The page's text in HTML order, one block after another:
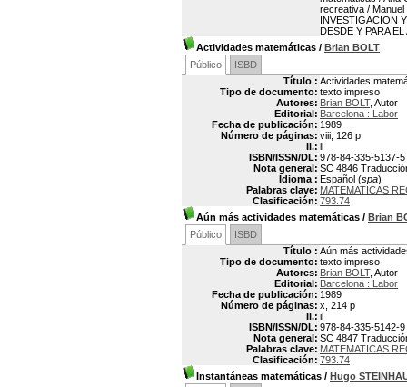
recreativa / Manuel
INVESTIGACION
DESDE Y PARA
Actividades matemáticas / Brian BOLT
Público
ISBD
Título : Actividades
Tipo de documento: texto impreso
Autores: Brian BOLT, Autor
Editorial: Barcelona : Labor
Fecha de publicación: 1989
Número de páginas: viii, 126 p
Il.: il
ISBN/ISSN/DL: 978-84-335-5137-5
Nota general: SC 4846
Idioma : Español (spa)
Palabras clave: MATEMATICAS
Clasificación: 793.74
Aún más actividades matemáticas / Brian
Público
ISBD
Título : Aún más
Tipo de documento: texto impreso
Autores: Brian BOLT, Autor
Editorial: Barcelona : Labor
Fecha de publicación: 1989
Número de páginas: x, 214 p
Il.: il
ISBN/ISSN/DL: 978-84-335-5142-9
Nota general: SC 4847
Palabras clave: MATEMATICAS
Clasificación: 793.74
Instantáneas matemáticas / Hugo